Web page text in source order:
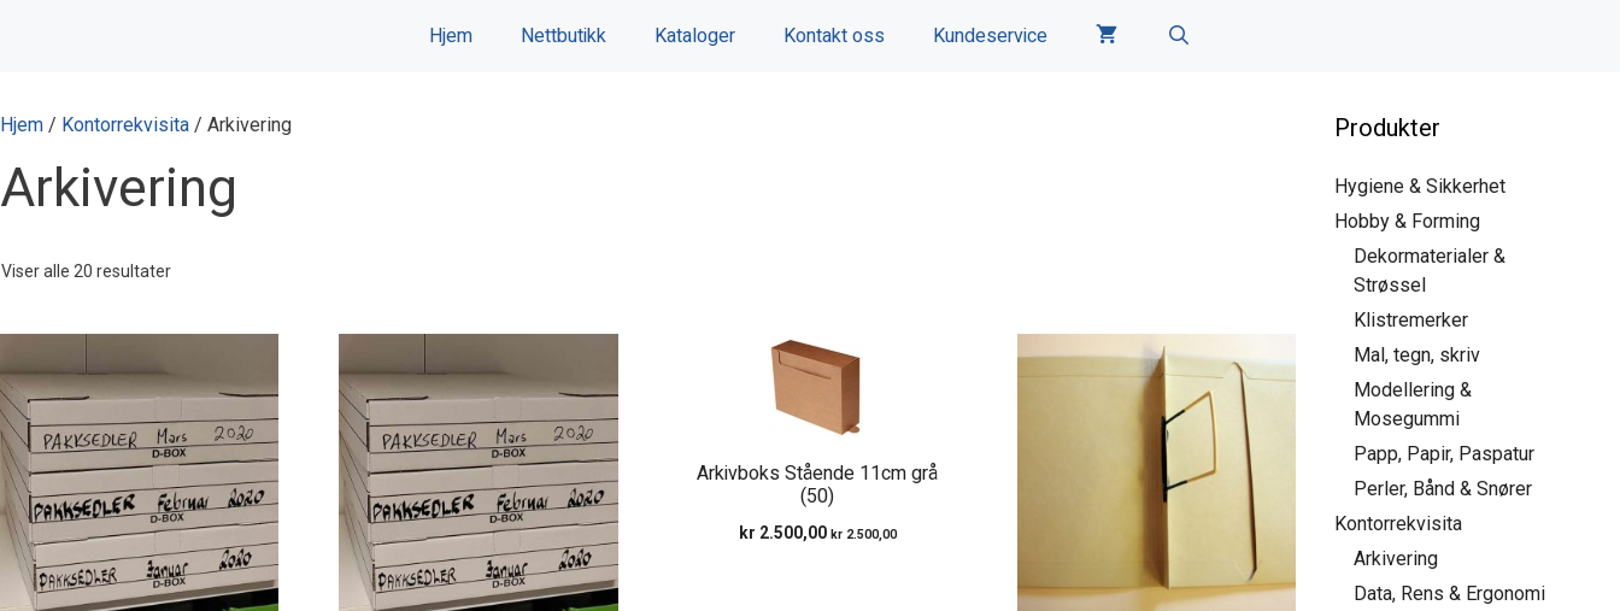
Hjem Nettbutikk Kataloger Kontakt oss Kundeservice
Hjem / Kontorrekvisita / Arkivering
Arkivering
Viser alle 20 resultater
Arkivboks Stående 11cm grå
(50)
kr 2.500,00 kr2.500,00
Produkter
Hygiene & Sikkerhet
Hobby & Forming
Dekormaterialer &
Strøssel
Klistremerker
Mal, tegn, skriv
Modellering &
Mosegummi
Papp, Papir, Paspatur
Perler, Bånd & Snører
Kontorrekvisita
Arkivering
Data, Rens & Ergonomi